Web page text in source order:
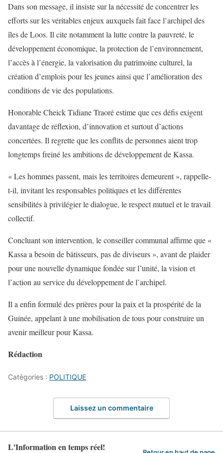
Dans son message, il insiste sur la nécessité de concentrer les
efforts sur les véritables enjeux auxquels fait face l’archipel des
îles de Loos. Il cite notamment la lutte contre la pauvreté, le
développement économique, la protection de l’environnement,
l’accès à l’énergie, la valorisation du patrimoine culturel, la
création d’emplois pour les jeunes ainsi que l’amélioration des
conditions de vie des populations.
Honorable Cheick Tidiane Traoré estime que ces défis exigent
davantage de réflexion, d’innovation et surtout d’actions
concertées. Il regrette que les conflits de personnes aient trop
longtemps freiné les ambitions de développement de Kassa.
« Les hommes passent, mais les territoires demeurent », rappelle-
t-il, invitant les responsables politiques et les différentes
sensibilités à privilégier le dialogue, le respect mutuel et le travail
collectif.
Concluant son intervention, le conseiller communal affirme que «
Kassa a besoin de bâtisseurs, pas de diviseurs », avant de plaider
pour une nouvelle dynamique fondée sur l’unité, la vision et
l’action au service du développement de l’archipel.
Il a enfin formulé des prières pour la paix et la prospérité de la
Guinée, appelant à une mobilisation de tous pour construire un
avenir meilleur pour Kassa.
Rédaction
Catégories : POLITIQUE
Laissez un commentaire
L'Information en temps réel!